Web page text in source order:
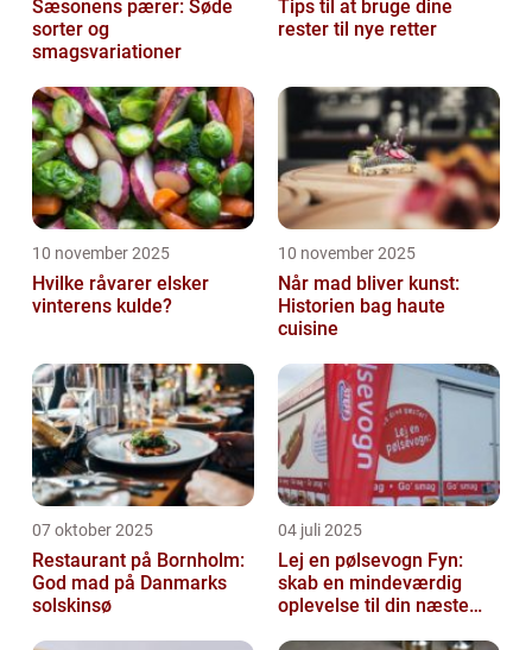
Sæsonens pærer: Søde
sorter og
smagsvariationer
Tips til at bruge dine
rester til nye retter
10 november 2025
Hvilke råvarer elsker
vinterens kulde?
10 november 2025
Når mad bliver kunst:
Historien bag haute
cuisine
07 oktober 2025
Restaurant på Bornholm:
God mad på Danmarks
solskinsø
04 juli 2025
Lej en pølsevogn Fyn:
skab en mindeværdig
oplevelse til din næste